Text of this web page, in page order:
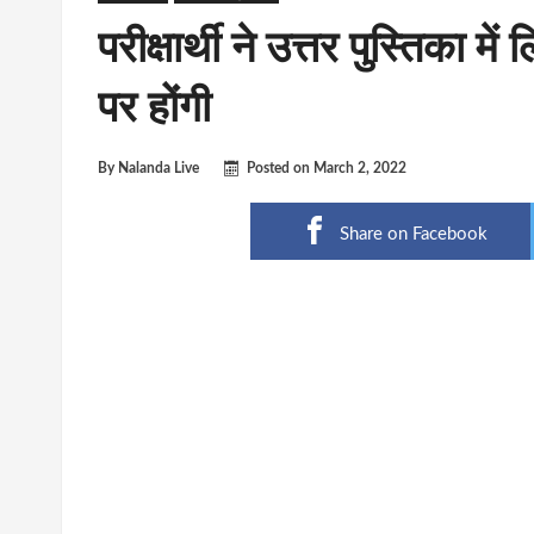
परीक्षार्थी ने उत्तर पुस्तिका
पर होंगी
By Nalanda Live Posted on March 2, 2022
Share on Facebook